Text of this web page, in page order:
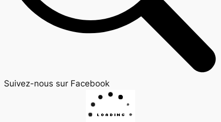
Suivez-nous sur Facebook